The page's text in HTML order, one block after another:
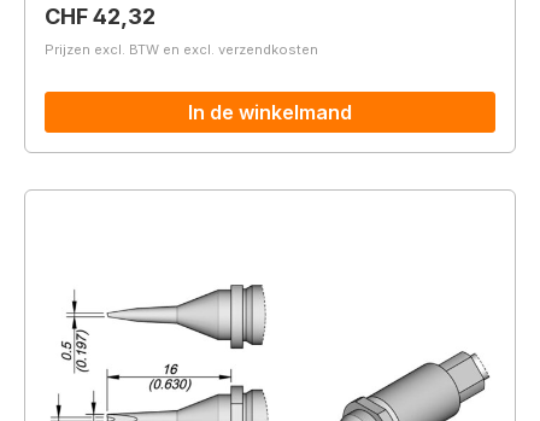
Normale prijs:
CHF 42,32
Prijzen excl. BTW en excl. verzendkosten
In de winkelmand